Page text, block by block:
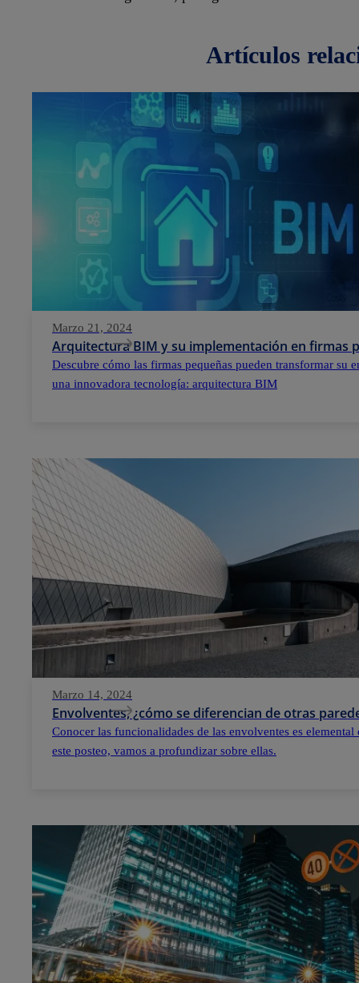
artículos
Marzo 21, 2024
Arquitectura BIM y su implementación en firmas
Descubre cómo las firmas pequeñas pueden transformar su
una innovadora tecnología: arquitectura BIM
Marzo 14, 2024
Envolventes, ¿cómo se diferencian de otras
Conocer las funcionalidades de las envolventes es
este posteo, vamos a profundizar sobre ellas.